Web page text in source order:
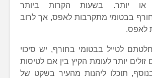
או יותר. בשעות הקרות ביותר
בבטומי מתקרבות לאפס, אך לרוב
לאפס.
לטייל בבטומי בחורף, יש סיכוי
זולים יותר לעומת הקיץ בין אם לטיסות
תוכלו ליהנות מהעיר בשקט של